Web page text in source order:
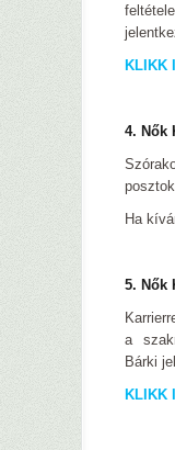
KLIKK
4. Nők
Ha
5. Nők
a
Bárki
KLIKK